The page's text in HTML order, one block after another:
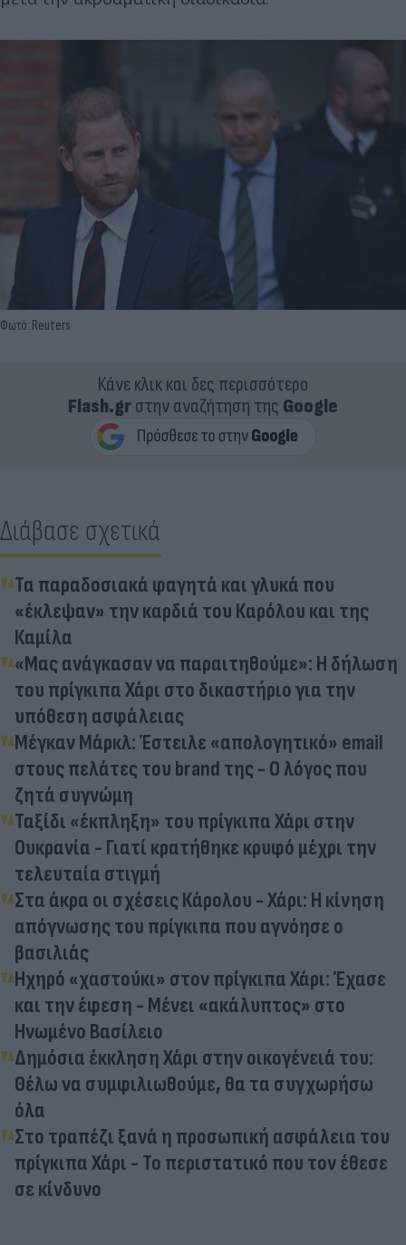
Φωτό: Reuters
Κάνε κλικ και δες περισσότερο
Flash.grστην αναζήτηση της Google
Διάβασε σχετικά
Τα παραδοσιακά φαγητά και γλυκά που
«έκλεψαν» την καρδιά του Καρόλου και της
Καμίλα
«Μας ανάγκασαν να παραιτηθούμε»: Η δήλωση
του πρίγκιπα Χάρι στο δικαστήριο για την
υπόθεση ασφάλειας
Μέγκαν Μάρκλ: Έστειλε «απολογητικό» email
στους πελάτες του brand της - Ο λόγος που
ζητά συγνώμη
Ταξίδι «έκπληξη» του πρίγκιπα Χάρι στην
Ουκρανία - Γιατί κρατήθηκε κρυφό μέχρι την
τελευταία στιγμή
Στα άκρα οι σχέσεις Κάρολου - Χάρι: Η κίνηση
απόγνωσης του πρίγκιπα που αγνόησε ο
βασιλιάς
Ηχηρό «χαστούκι» στον πρίγκιπα Χάρι: Έχασε
και την έφεση - Μένει «ακάλυπτος» στο
Ηνωμένο Βασίλειο
Δημόσια έκκληση Χάρι στην οικογένειά του:
Θέλω να συμφιλιωθούμε, θα τα συγχωρήσω
όλα
Στο τραπέζι ξανά η προσωπική ασφάλεια του
πρίγκιπα Χάρι - Το περιστατικό που τον έθεσε
σε κίνδυνο